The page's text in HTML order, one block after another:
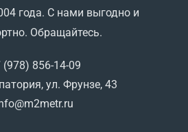
года. С нами выгодно и
Обращайтесь.
(978) 856-14-09
ул. Фрунзе, 43